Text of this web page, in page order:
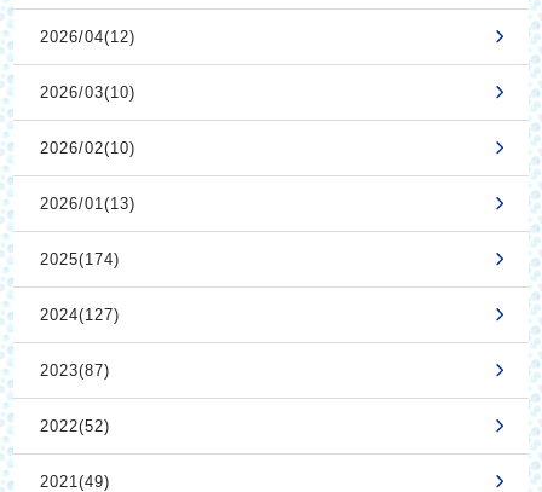
2026/04(12)
2026/03(10)
2026/02(10)
2026/01(13)
2025(174)
2024(127)
2023(87)
2022(52)
2021(49)